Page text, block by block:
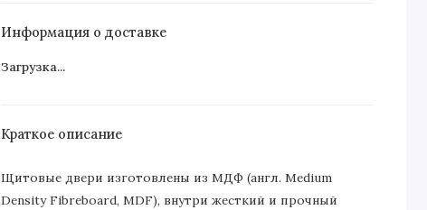
Информация о доставке
Загрузка...
Краткое описание
Щитовые двери изготовлены из МДФ (англ. Medium
Density Fibreboard, MDF), внутри жесткий и прочный